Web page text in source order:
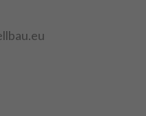
Gläser, 2x orange Gläser, 2x